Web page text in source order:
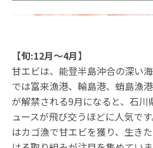
【旬:12月〜4月】
甘エビは、能登半島沖合の深い
では富来漁港、輪島港、蛸島漁
が解禁される9月になると、石川
ュースが飛び交うほどに人気で
はカゴ漁で甘エビを獲り、生き